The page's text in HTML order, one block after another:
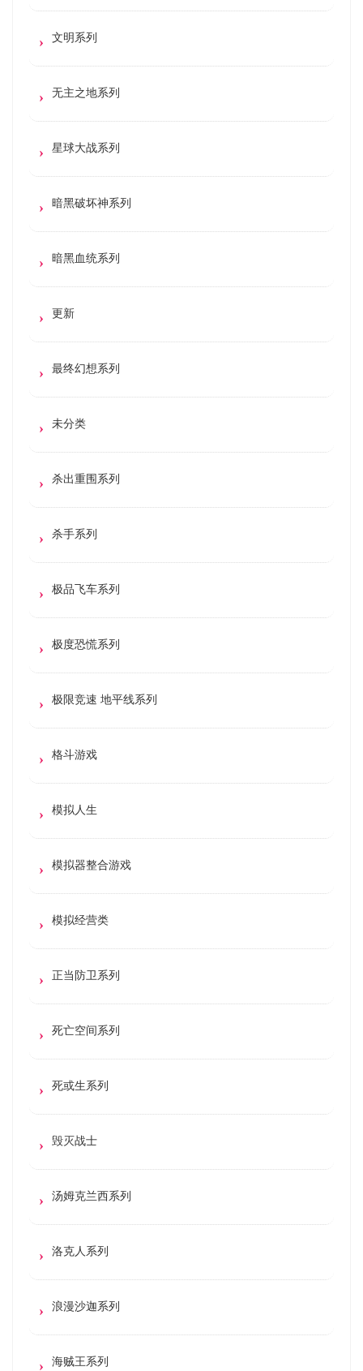
文明系列
无主之地系列
星球大战系列
暗黑破坏神系列
暗黑血统系列
更新
最终幻想系列
未分类
杀出重围系列
杀手系列
极品飞车系列
极度恐慌系列
极限竞速 地平线系列
格斗游戏
模拟人生
模拟器整合游戏
模拟经营类
正当防卫系列
死亡空间系列
死或生系列
毁灭战士
汤姆克兰西系列
洛克人系列
浪漫沙迦系列
海贼王系列